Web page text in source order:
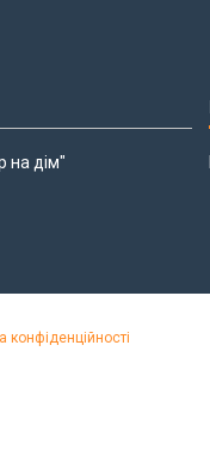
на дім"
конфіденційності